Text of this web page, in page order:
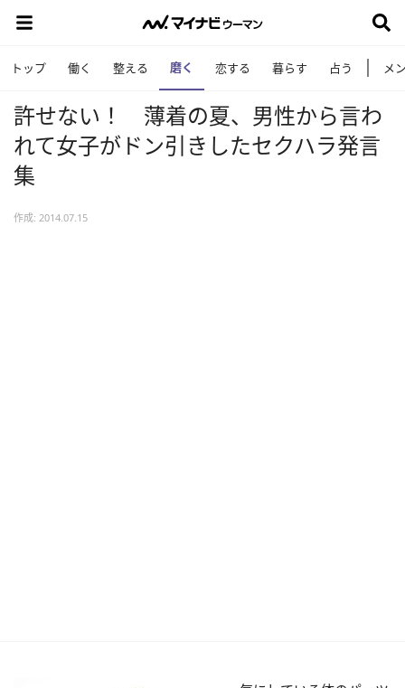
トップ 働く 整える 磨く 恋する 暮らす 占う メ
許せない！ 薄着の夏、男性から言わ
れて女子がドン引きしたセクハラ発言
集
作成: 2014.07.15